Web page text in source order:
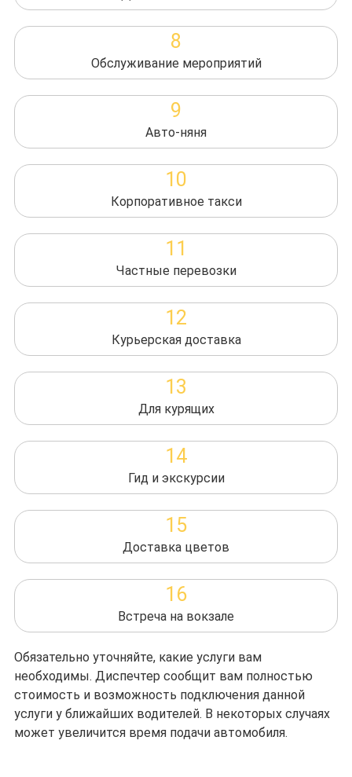
8
Обслуживание мероприятий
9
Авто-няня
10
Корпоративное такси
11
Частные перевозки
12
Курьерская доставка
13
Для курящих
14
Гид и экскурсии
15
Доставка цветов
16
Встреча на вокзале
Обязательно уточняйте, какие услуги вам
необходимы. Диспечтер сообщит вам полностью
стоимость и возможность подключения данной
услуги у ближайших водителей. В некоторых случаях
может увеличится время подачи автомобиля.